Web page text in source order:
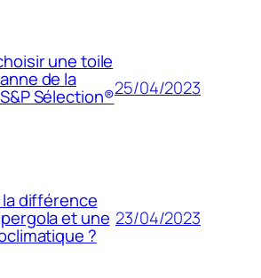
une toile
de la
Sélection®25/04/2023
différence
et une
?
23/04/2023